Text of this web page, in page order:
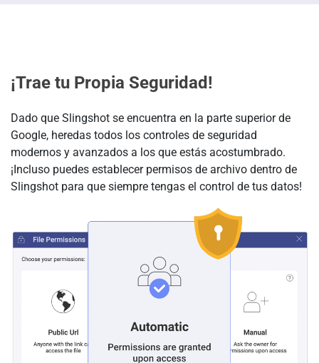
¡Trae tu Propia Seguridad!
Dado que Slingshot se encuentra en la parte superior de
Google, heredas todos los controles de seguridad
modernos y avanzados a los que estás acostumbrado.
¡Incluso puedes establecer permisos de archivo dentro de
Slingshot para que siempre tengas el control de tus datos!